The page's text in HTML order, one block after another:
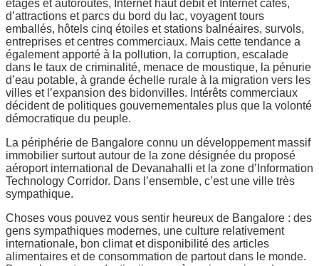
étages et autoroutes, Internet haut débit et Internet cafés,
d’attractions et parcs du bord du lac, voyagent tours
emballés, hôtels cinq étoiles et stations balnéaires, survols,
entreprises et centres commerciaux. Mais cette tendance a
également apporté à la pollution, la corruption, escalade
dans le taux de criminalité, menace de moustique, la pénurie
d’eau potable, à grande échelle rurale à la migration vers les
villes et l’expansion des bidonvilles. Intérêts commerciaux
décident de politiques gouvernementales plus que la volonté
démocratique du peuple.
La périphérie de Bangalore connu un développement massif
immobilier surtout autour de la zone désignée du proposé
aéroport international de Devanahalli et la zone d’Information
Technology Corridor. Dans l’ensemble, c’est une ville très
sympathique.
Choses vous pouvez vous sentir heureux de Bangalore : des
gens sympathiques modernes, une culture relativement
internationale, bon climat et disponibilité des articles
alimentaires et de consommation de partout dans le monde.